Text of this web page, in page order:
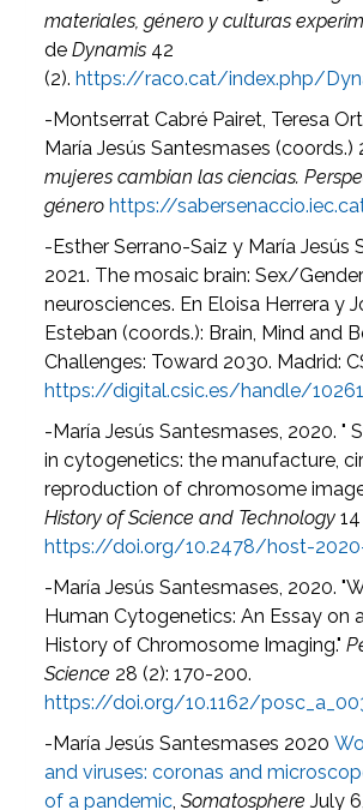
materiales, género y culturas
deDynamis 42
(2). https://raco.cat/index.php/
-Montserrat Cabré Pairet, Teresa
María Jesús Santesmases (coords.)
mujeres cambian las ciencias.
género https://
-Esther Serrano-Saiz y María Jesús
2021. The mosaic brain: Sex/
neurosciences. En Eloisa Herrera y
Esteban (coords.): Brain, Mind and
Challenges: Toward 2030. Madrid:
https://digital.csic.es/handle/
-María Jesús Santesmases, 2020. "
in cytogenetics: the manufacture,
reproduction of chromosome
History of Science and Technology
https://doi.org/10.2478/host-
-María Jesús Santesmases, 2020.
Human Cytogenetics: An Essay on
History of Chromosome Imaging."
Science 28 (2): 170-200.
https://doi.org/10.1162/
-María Jesús Santesmases 2020
and viruses: coronas and
of a pandemic,Somatosphere July